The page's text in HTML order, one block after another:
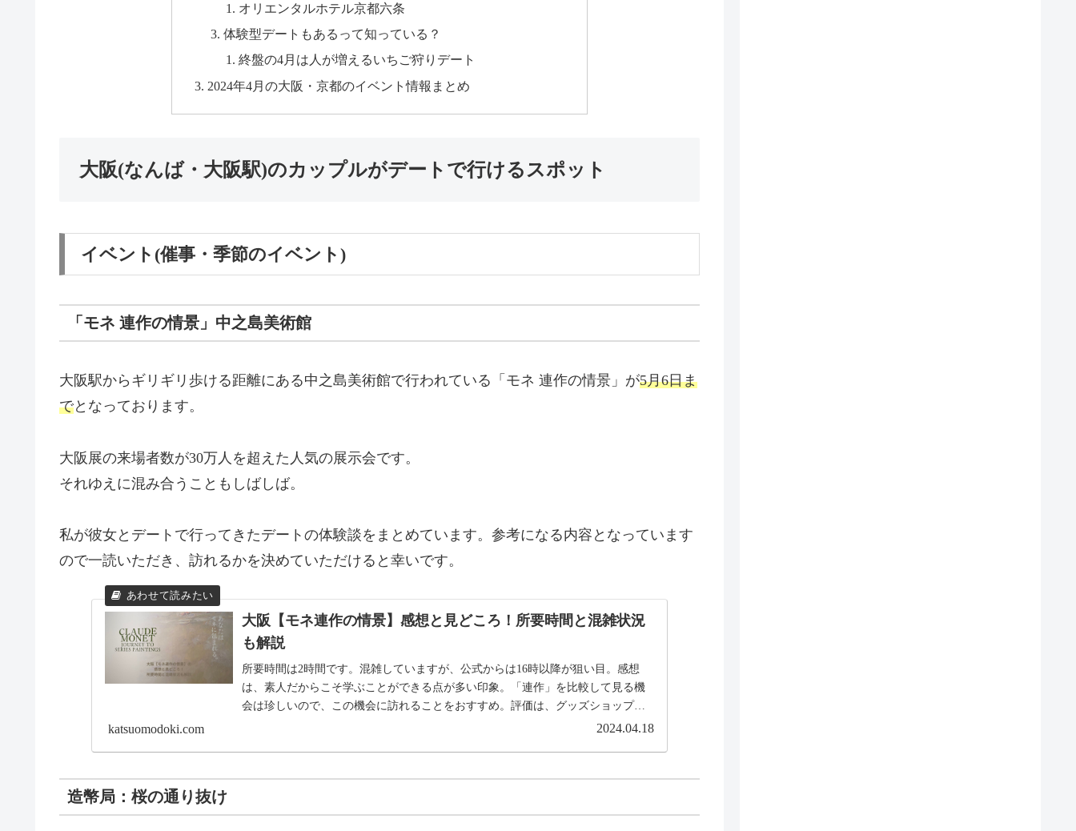
オリエンタルホテル京都六条
体験型デートもあるって知っている？
終盤の4月は人が増えるいちご狩りデート
2024年4月の大阪・京都のイベント情報まとめ
大阪(なんば・大阪駅)のカップルがデートで行けるスポット
イベント(催事・季節のイベント)
「モネ 連作の情景」中之島美術館
大阪駅からギリギリ歩ける距離にある中之島美術館で行われている「モネ 連作の情景」が5月6日ま
でとなっております。
大阪展の来場者数が30万人を超えた人気の展示会です。
それゆえに混み合うこともしばしば。
私が彼女とデートで行ってきたデートの体験談をまとめています。参考になる内容となっています
ので一読いただき、訪れるかを決めていただけると幸いです。
大阪【モネ連作の情景】感想と見どころ！所要時間と混雑状況
も解説
所要時間は2時間です。混雑していますが、公式からは16時以降が狙い目。感想
は、素人だからこそ学ぶことができる点が多い印象。「連作」を比較して見る機
会は珍しいので、この機会に訪れることをおすすめ。評価は、グッズショップの
katsuomodoki.com 2024.04.18
造幣局：桜の通り抜け